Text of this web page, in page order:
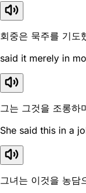
회중은 묵주를 기도
said it merely in
그는 그것을 조롱하
She said this in a
그녀는 이것을 농담